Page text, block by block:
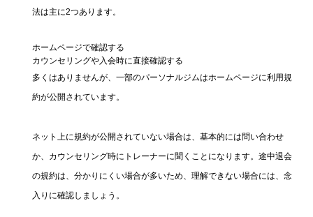
法は主に2つあります。
ホームページで確認する
カウンセリングや入会時に直接確認する
多くはありませんが、一部のパーソナルジムはホームページに利用規
約が公開されています。
ネット上に規約が公開されていない場合は、基本的には問い合わせ
か、カウンセリング時にトレーナーに聞くことになります。途中退会
の規約は、分かりにくい場合が多いため、理解できない場合には、念
入りに確認しましょう。